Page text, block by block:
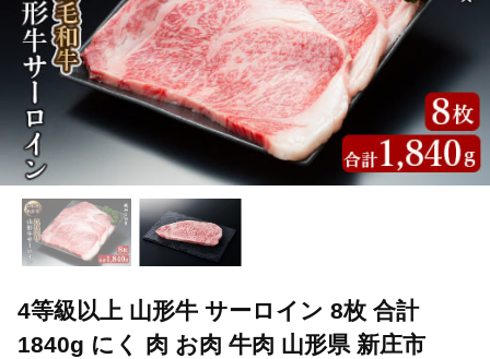
4等級以上 山形牛 サーロイン 8枚 合計
1840g にく 肉 お肉 牛肉 山形県 新庄市